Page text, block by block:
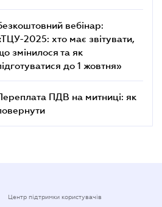
вебінар:
2025: хто має звітувати,
змінилося та як
до 1 жовтня»
ПДВ на митниці: як
Центр підтримки користувачів